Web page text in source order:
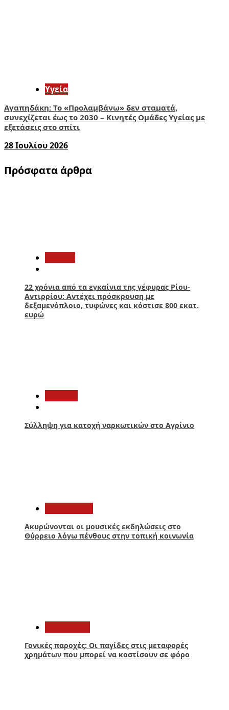
Υγεία
Αγαπηδάκη: Το «Προλαμβάνω» δεν σταματά,
συνεχίζεται έως το 2030 – Κινητές Ομάδες Υγείας με
εξετάσεις στο σπίτι
28 Ιουλίου 2026
Πρόσφατα άρθρα
22 χρόνια από τα εγκαίνια της γέφυρας Ρίου-
Αντιρρίου: Αντέχει πρόσκρουση με
δεξαμενόπλοιο, τυφώνες και κόστισε 800 εκατ.
ευρώ
Σύλληψη για κατοχή ναρκωτικών στο Αγρίνιο
Ακυρώνονται οι μουσικές εκδηλώσεις στο
Θύρρειο λόγω πένθους στην τοπική κοινωνία
Γονικές παροχές: Οι παγίδες στις μεταφορές
χρημάτων που μπορεί να κοστίσουν σε φόρο